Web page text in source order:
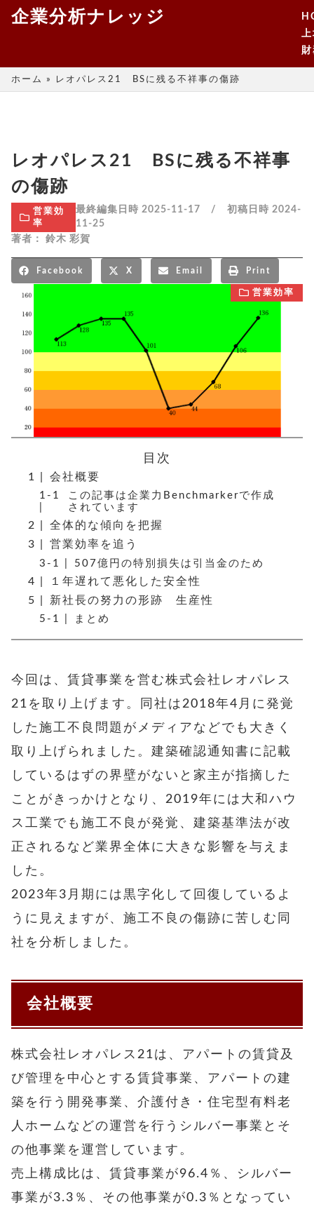
企業分析ナレッジ
ホーム » レオパレス21 BSに残る不祥事の傷跡
レオパレス21 BSに残る不祥事
の傷跡
営業効
率
最終編集日時 2025-11-17 / 初稿日時 2024-
11-25
著者：
鈴木 彩賀
Facebook X Email Print
営業効率
目次
会社概要
この記事は企業力Benchmarkerで作成
されています
全体的な傾向を把握
営業効率を追う
507億円の特別損失は引当金のため
１年遅れて悪化した安全性
新社長の努力の形跡 生産性
まとめ
今回は、賃貸事業を営む株式会社レオパレス
21を取り上げます。同社は2018年4月に発覚
した施工不良問題がメディアなどでも大きく
取り上げられました。建築確認通知書に記載
しているはずの界壁がないと家主が指摘した
ことがきっかけとなり、2019年には大和ハウ
ス工業でも施工不良が発覚、建築基準法が改
正されるなど業界全体に大きな影響を与えま
した。
2023年3月期には黒字化して回復 しているよ
うに見えますが、施工不良の傷跡に苦しむ同
社を分析しました。
会社概要
株式会社レオパレス21は、アパートの賃貸及
び管理を中心とする賃貸事業、アパートの建
築を行う開発事業、介護付き・住宅型有料老
人ホームなどの運営を行うシルバー事業とそ
の他事業を運営しています。
売上構成比は、賃貸事業が96.4％、シルバー
事業が3.3％、その他事業が0.3％となってい